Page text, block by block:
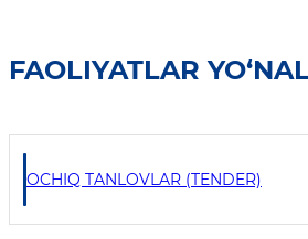
FAOLIYATLAR
OCHIQ TANLOVLAR (TENDER)